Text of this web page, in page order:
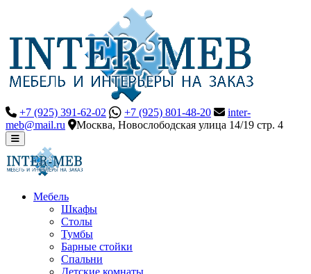
+7 (925) 391-62-02 +7 (925) 801-48-20
inter-
meb@mail.ru
Москва, Новослободская улица 14/19 стр. 4
Мебель
Шкафы
Столы
Тумбы
Барные стойки
Спальни
Детские комнаты